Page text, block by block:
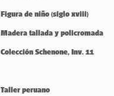
Figura de niño (siglo xviii)
Madera tallada y policromada
Colección Schenone, Inv. 11
Taller peruano